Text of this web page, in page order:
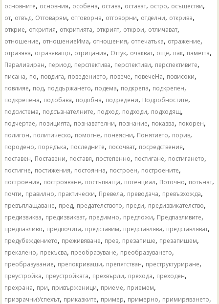
основните, основния, особена, остава, остават, остро, осъществи,
от, отвъд, Отговарям, отговорна, отговорни, отделни, открива,
открие, открития, откритията, открият, открои, отличават,
отношение, отношениеИма, отношения, отпечатъка, отражение,
отразява, отразяващо, отрицания, Оттук, очакват, още, пак, паметта,
Парализиран, период, перспектива, перспективи, перспективите,
писана, по, повдига, поведението, повече, повечеНа, повисоки,
повлияе, под, поддържането, подема, подкрепа, подкрепен,
подкрепена, подобава, подобна, подредени, Подробностите,
подсистема, подсъзнателните, подход, подходи, подходящ,
подчертае, позицията, познавателни, познание, показва, покорен,
полигон, политическо, помогне, понеясни, Понятието, порив,
породено, порядъка, последните, посочват, посредствения,
поставен, Поставени, поставя, постепенно, постигане, постигането,
постигне, постижения, постоянна, построен, построените,
построения, построяване, постъпваща, потенциал, Поточно, потънат,
почти, правилно, практически, Превела, преводача, превъзхожда,
превъплащаване, пред, предателството, преди, предизвикателство,
предизвиква, предизвикват, предимно, предложи, Предпазливите,
предпазливо, предпочита, представим, представлява, представляват,
предубеждението, преживяване, през, презапише, презапишем,
прекалено, прекъсва, преобразуване, преобразуването,
преобразувание, препокриващи, препятстван, преструктуриране,
преустройка, преустройката, прехвърли, прехода, преходен,
прехрана, при, привърженици, приеме, приемем,
призрачниУспехът, приказките, пример, примерно, примиряването,